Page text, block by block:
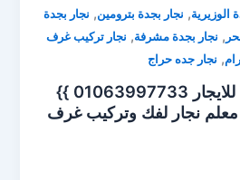
الوزيرية, نجار بجدة بترومين, نجار بجدة
, نجار بجدة مشرفة, نجار تركيب غرف
, نجار جده حراج
افضل نجار بجدة {{ للايجار 01063997733 }}
فك تركيب الموبيليا ⁦معلم نجار لفك وتركيب غرف